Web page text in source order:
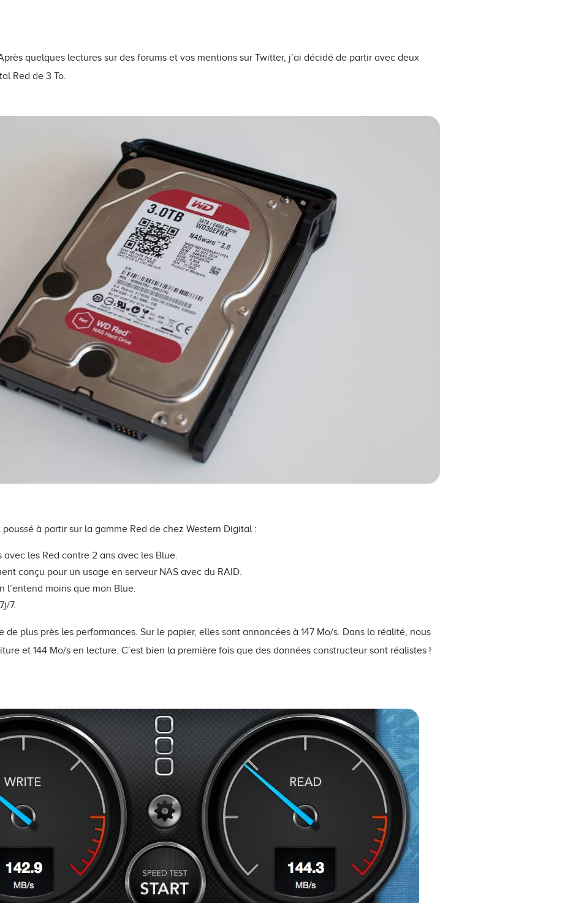
quelques lectures sur des forums et vos mentions sur Twitter, j’ai décidé de partir avec deux
Red de 3 To.
à partir sur la gamme Red de chez Western Digital :
avec les Red contre 2 ans avec les Blue.
conçu pour un usage en serveur NAS avec du RAID.
l’entend moins que mon Blue.
7.
de plus près les performances. Sur le papier, elles sont annoncées à 147 Mo/s. Dans la réalité, nous
et 144 Mo/s en lecture. C’est bien la première fois que des données constructeur sont réalistes !